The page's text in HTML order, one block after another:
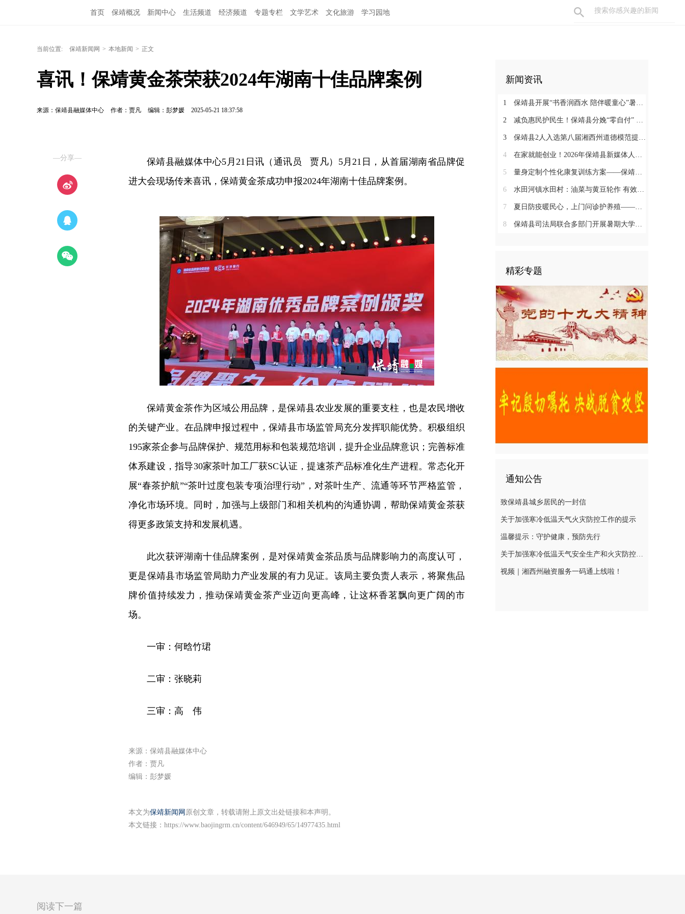
首页 保靖概况 新闻中心 生活频道 经济频道 专题专栏 文学艺术 文化旅游 学习园地
当前位置: 保靖新闻网 > 本地新闻 > 正文
喜讯！保靖黄金茶荣获2024年湖南十佳品牌案例
来源：保靖县融媒体中心 作者：贾凡 编辑：彭梦媛 2025-05-21 18:37:58
—分享—
保靖县融媒体中心5月21日讯（通讯员 贾凡）5月21日，从首届湖南省品牌促
进大会现场传来喜讯，保靖黄金茶成功申报2024年湖南十佳品牌案例。
保靖黄金茶作为区域公用品牌，是保靖县农业发展的重要支柱，也是农民增收
的关键产业。在品牌申报过程中，保靖县市场监管局充分发挥职能优势。积极组织
195家茶企参与品牌保护、规范用标和包装规范培训，提升企业品牌意识；完善标准
体系建设，指导30家茶叶加工厂获SC认证，提速茶产品标准化生产进程。常态化开
展“春茶护航”“茶叶过度包装专项治理行动”，对茶叶生产、流通等环节严格监管，
净化市场环境。同时，加强与上级部门和相关机构的沟通协调，帮助保靖黄金茶获
得更多政策支持和发展机遇。
此次获评湖南十佳品牌案例，是对保靖黄金茶品质与品牌影响力的高度认可，
更是保靖县市场监管局助力产业发展的有力见证。该局主要负责人表示，将聚焦品
牌价值持续发力，推动保靖黄金茶产业迈向更高峰，让这杯香茗飘向更广阔的市
场。
一审：何晗竹珺
二审：张晓莉
三审：高 伟
来源：保靖县融媒体中心
作者：贾凡
编辑：彭梦媛
本文为保靖新闻网 原创文章，转载请附上原文出处链接和本声明。
本文链接： https://www.baojingrm.cn/content/646949/65/14977435.html
新闻资讯
1 保靖县开展“书香润酉水 陪伴暖童心”暑期阅读关爱活动
2 减负惠民护民生！保靖县分娩“零自付” 政策落地见效 125名产妇受益
3 保靖县2人入选第八届湘西州道德模范提名奖
4 在家就能创业！2026年保靖县新媒体人才技能培训开启 助力家乡好物出圈
5 量身定制个性化康复训练方案——保靖县人民医院助力发育迟缓患儿顺利入托
6 水田河镇水田村：油菜与黄豆轮作 有效助农增收
7 夏日防疫暖民心，上门问诊护养殖——保靖县葫芦镇开展畜禽防疫服务
8 保靖县司法局联合多部门开展暑期大学生志愿者送法护童活动
精彩专题
通知公告
致保靖县城乡居民的一封信
关于加强寒冷低温天气火灾防控工作的提示
温馨提示：守护健康，预防先行
关于加强寒冷低温天气安全生产和火灾防控工作的提示
视频｜湘西州融资服务一码通上线啦！
阅读下一篇